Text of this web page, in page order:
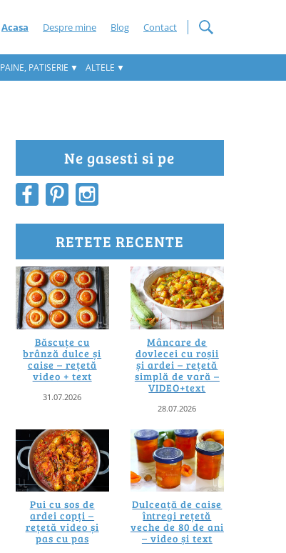
Acasa Despre mine Blog Contact
PAINE, PATISERIE ALTELE
Ne gasesti si pe
RETETE RECENTE
Băscuțe cu
brânză dulce și
caise – rețetă
video + text
31.07.2026
Mâncare de
dovlecei cu roșii
și ardei – rețetă
simplă de vară –
VIDEO+text
28.07.2026
Pui cu sos de
ardei copți –
rețetă video și
pas cu pas
Dulceață de caise
întregi rețetă
veche de 80 de ani
– video și text